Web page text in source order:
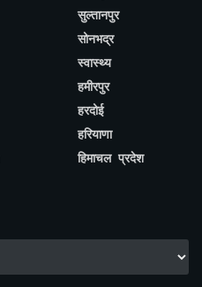
सुल्तानपुर
सोनभद्र
स्वास्थ्य
हमीरपुर
हरदोई
हरियाणा
हिमाचल प्रदेश